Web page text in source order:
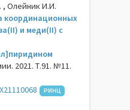
Олейник И.И.
координационных
и меди(II) с
2021. Т.91. №11.
РИНЦ